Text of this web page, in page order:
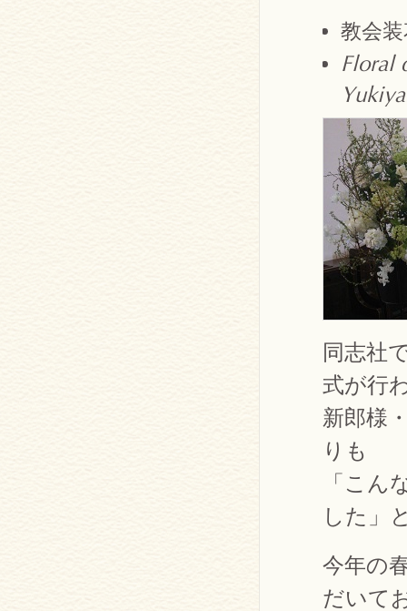
教会
Floral
同志社
式が行
新郎様
りも
「こん
した」
今年の
だいて